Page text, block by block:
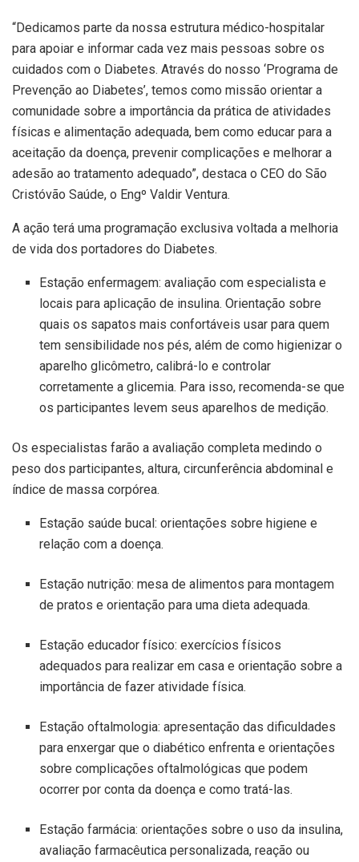
“Dedicamos parte da nossa estrutura médico-hospitalar
para apoiar e informar cada vez mais pessoas sobre os
cuidados com o Diabetes. Através do nosso ‘Programa de
Prevenção ao Diabetes’, temos como missão orientar a
comunidade sobre a importância da prática de atividades
físicas e alimentação adequada, bem como educar para a
aceitação da doença, prevenir complicações e melhorar a
adesão ao tratamento adequado”, destaca o CEO do São
Cristóvão Saúde, o Engº Valdir Ventura.
A ação terá uma programação exclusiva voltada a melhoria
de vida dos portadores do Diabetes.
Estação enfermagem: avaliação com especialista e
locais para aplicação de insulina. Orientação sobre
quais os sapatos mais confortáveis usar para quem
tem sensibilidade nos pés, além de como higienizar o
aparelho glicômetro, calibrá-lo e controlar
corretamente a glicemia. Para isso, recomenda-se que
os participantes levem seus aparelhos de medição.
Os especialistas farão a avaliação completa medindo o
peso dos participantes, altura, circunferência abdominal e
índice de massa corpórea.
Estação saúde bucal: orientações sobre higiene e
relação com a doença.
Estação nutrição: mesa de alimentos para montagem
de pratos e orientação para uma dieta adequada.
Estação educador físico: exercícios físicos
adequados para realizar em casa e orientação sobre a
importância de fazer atividade física.
Estação oftalmologia: apresentação das dificuldades
para enxergar que o diabético enfrenta e orientações
sobre complicações oftalmológicas que podem
ocorrer por conta da doença e como tratá-las.
Estação farmácia: orientações sobre o uso da insulina,
avaliação farmacêutica personalizada, reação ou